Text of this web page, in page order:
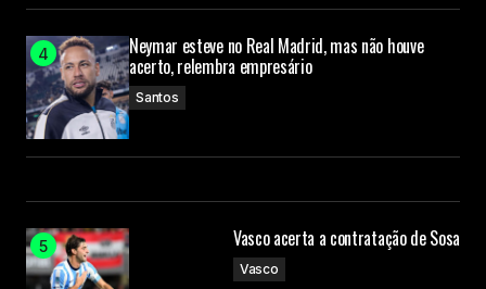
Neymar esteve no Real Madrid, mas não houve
acerto, relembra empresário
Santos
Vasco acerta a contratação de Sosa
Vasco